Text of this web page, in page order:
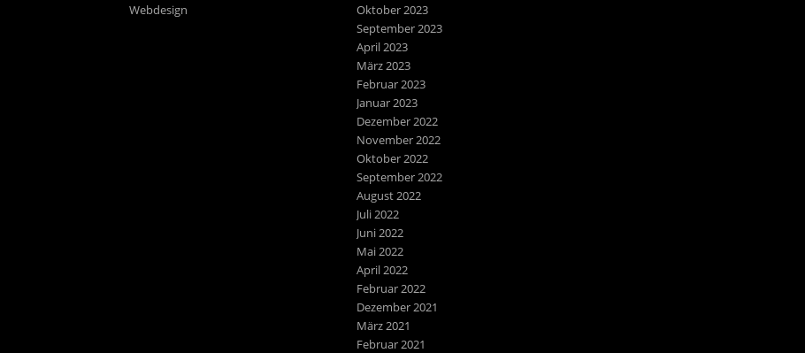
Webdesign
Oktober 2023
September 2023
April 2023
März 2023
Februar 2023
Januar 2023
Dezember 2022
November 2022
Oktober 2022
September 2022
August 2022
Juli 2022
Juni 2022
Mai 2022
April 2022
Februar 2022
Dezember 2021
März 2021
Februar 2021